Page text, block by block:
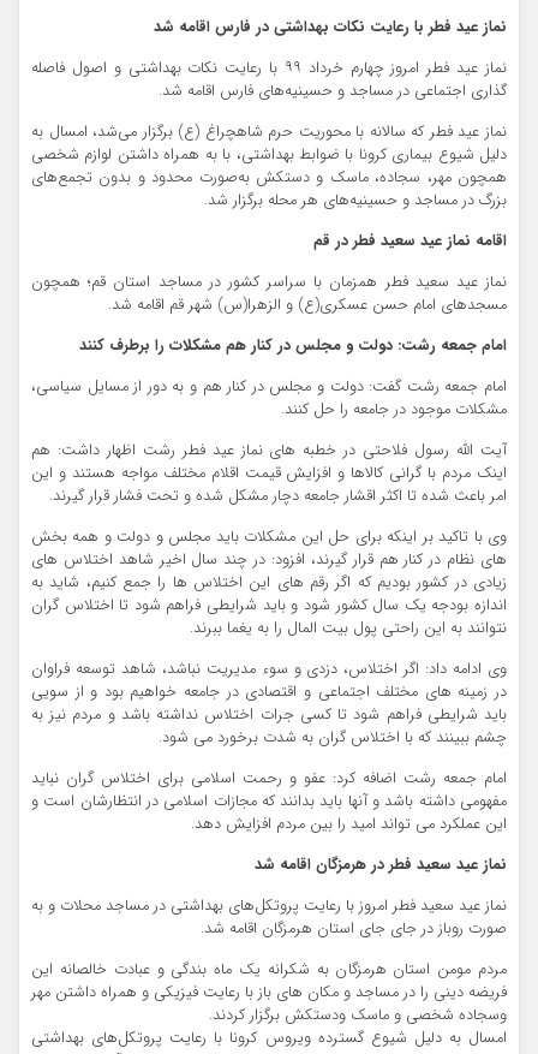
نماز عید فطر با رعایت نکات بهداشتی در فارس اقامه شد
نماز عید فطر امروز چهارم خرداد ۹۹ با رعایت نکات بهداشتی و اصول فاصله
گذاری اجتماعی در مساجد و حسینیه‌های فارس اقامه شد.
نماز عید فطر که سالانه با محوریت حرم شاهچراغ (ع) برگزار می‌شد، امسال به
دلیل شیوع بیماری کرونا با ضوابط بهداشتی، با به همراه داشتن لوازم شخصی
همچون مهر، سجاده، ماسک و دستکش به‌صورت محدود و بدون تجمع‌های
بزرگ در مساجد و حسینیه‌های هر محله برگزار شد.
اقامه نماز عید سعید فطر در قم
نماز عید سعید فطر همزمان با سراسر کشور در مساجد استان قم؛ همچون
مسجدهای امام حسن عسکری(ع) و الزهرا(س) شهر قم اقامه شد.
امام جمعه رشت: دولت و مجلس در کنار هم مشکلات را برطرف کنند
امام جمعه رشت گفت: دولت و مجلس در کنار هم و به دور از مسایل سیاسی،
مشکلات موجود در جامعه را حل کنند.
آیت الله رسول فلاحتی در خطبه های نماز عید فطر رشت اظهار داشت: هم
اینک مردم با گرانی کالاها و افزایش قیمت اقلام مختلف مواجه هستند و این
امر باعث شده تا اکثر اقشار جامعه دچار مشکل شده و تحت فشار قرار گیرند.
وی با تاکید بر اینکه برای حل این مشکلات باید مجلس و دولت و همه بخش
های نظام در کنار هم قرار گیرند، افزود: در چند سال اخیر شاهد اختلاس های
زیادی در کشور بودیم که اگر رقم های این اختلاس ها را جمع کنیم، شاید به
اندازه بودجه یک سال کشور شود و باید شرایطی فراهم شود تا اختلاس گران
نتوانند به این راحتی پول بیت المال را به یغما ببرند.
وی ادامه داد: اگر اختلاس، دزدی و سوء مدیریت نباشد، شاهد توسعه فراوان
در زمینه های مختلف اجتماعی و اقتصادی در جامعه خواهیم بود و از سویی
باید شرایطی فراهم شود تا کسی جرات اختلاس نداشته باشد و مردم نیز به
چشم ببینند که با اختلاس گران به شدت برخورد می شود.
امام جمعه رشت اضافه کرد: عفو و رحمت اسلامی برای اختلاس گران نباید
مفهومی داشته باشد و آنها باید بدانند که مجازات اسلامی در انتظارشان است و
این عملکرد می تواند امید را بین مردم افزایش دهد.
نماز عید سعید فطر در هرمزگان اقامه شد
نماز عید سعید فطر امروز با رعایت پروتکل‌های بهداشتی در مساجد محلات و به
صورت روباز در جای جای استان هرمزگان اقامه شد.
مردم مومن استان هرمزگان به شکرانه یک ماه بندگی و عبادت خالصانه این
فریضه دینی را در مساجد و مکان های باز با رعایت فیزیکی و همراه داشتن مهر
وسجاده شخصی و ماسک ودستکش برگزار کردند.
امسال به دلیل شیوع گسترده ویروس کرونا با رعایت پروتکل‌های بهداشتی